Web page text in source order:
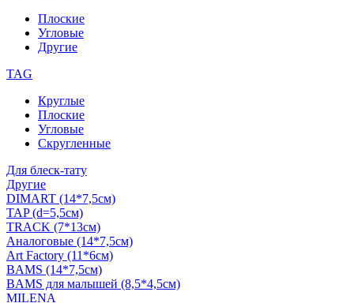
Плоские
Угловые
Другие
TAG
Круглые
Плоские
Угловые
Скругленные
Для блеск-тату
Другие
DIMART (14*7,5см)
TAP (d=5,5см)
TRACK (7*13см)
Аналоговые (14*7,5см)
Art Factory (11*6см)
BAMS (14*7,5см)
BAMS для малышей (8,5*4,5см)
MILENA